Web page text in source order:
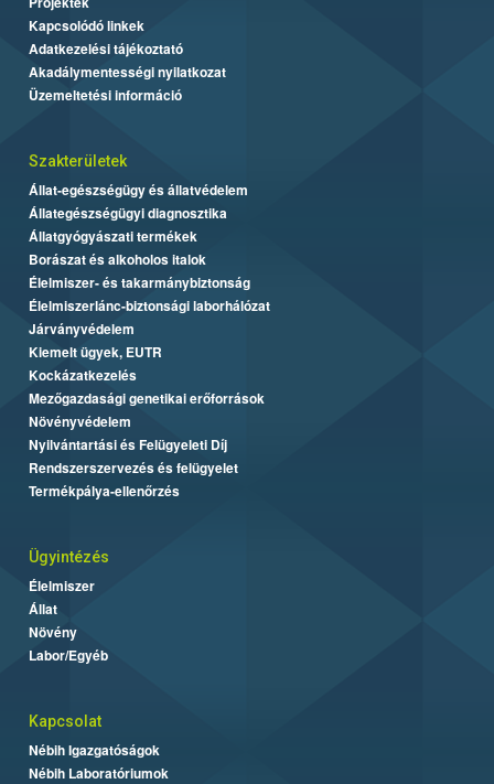
Kapcsolódó linkek
Adatkezelési tájékoztató
Akadálymentességi nyilatkozat
Üzemeltetési információ
Szakterületek
Állat-egészségügy és állatvédelem
Állategészségügyi diagnosztika
Állatgyógyászati termékek
Borászat és alkoholos italok
Élelmiszer- és takarmánybiztonság
Élelmiszerlánc-biztonsági laborhálózat
Járványvédelem
Kiemelt ügyek, EUTR
Kockázatkezelés
Mezőgazdasági genetikai erőforrások
Növényvédelem
Nyilvántartási és Felügyeleti Díj
Rendszerszervezés és felügyelet
Termékpálya-ellenőrzés
Ügyintézés
Élelmiszer
Állat
Növény
Labor/Egyéb
Kapcsolat
Nébih Igazgatóságok
Nébih Laboratóriumok